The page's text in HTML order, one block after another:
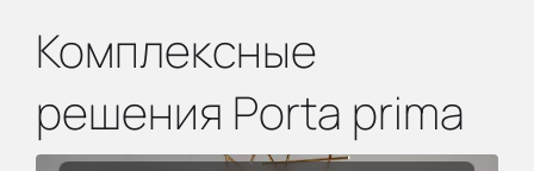
Комплексные
решения Porta prima